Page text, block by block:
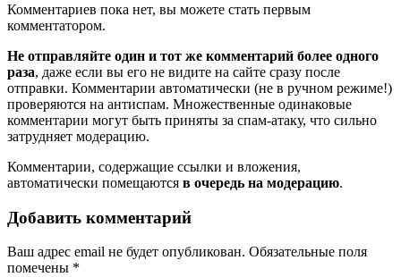
Комментариев пока нет, вы можете стать первым
комментатором.
Не отправляйте один и тот же комментарий более одного
раза, даже если вы его не видите на сайте сразу после
отправки. Комментарии автоматически (не в ручном режиме!)
проверяются на антиспам. Множественные одинаковые
комментарии могут быть приняты за спам-атаку, что сильно
затрудняет модерацию.
Комментарии, содержащие ссылки и вложения,
автоматически помещаются в очередь на модерацию.
Добавить комментарий
Ваш адрес email не будет опубликован. Обязательные поля
помечены *